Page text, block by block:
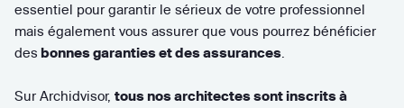
essentiel pour garantir le sérieux de votre professionnel
mais également vous assurer que vous pourrez bénéficier
des bonnes garanties et des assurances.
Sur Archidvisor, tous nos architectes sont inscrits à